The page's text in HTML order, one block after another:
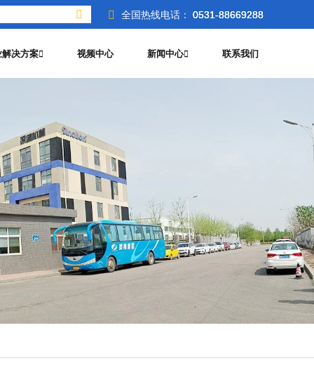
全国热线电话： 0531-88669288
0531-88669288
0531-88669288
解决方案 视频中心 新闻中心 联系我们